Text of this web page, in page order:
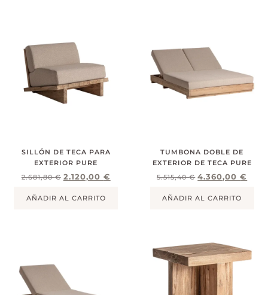
SILLÓN DE TECA PARA
EXTERIOR PURE
2.681,80€ 2.120,00 €
AÑADIR AL CARRITO
TUMBONA DOBLE DE
EXTERIOR DE TECA PURE
5.515,40€ 4.360,00€
AÑADIR AL CARRITO